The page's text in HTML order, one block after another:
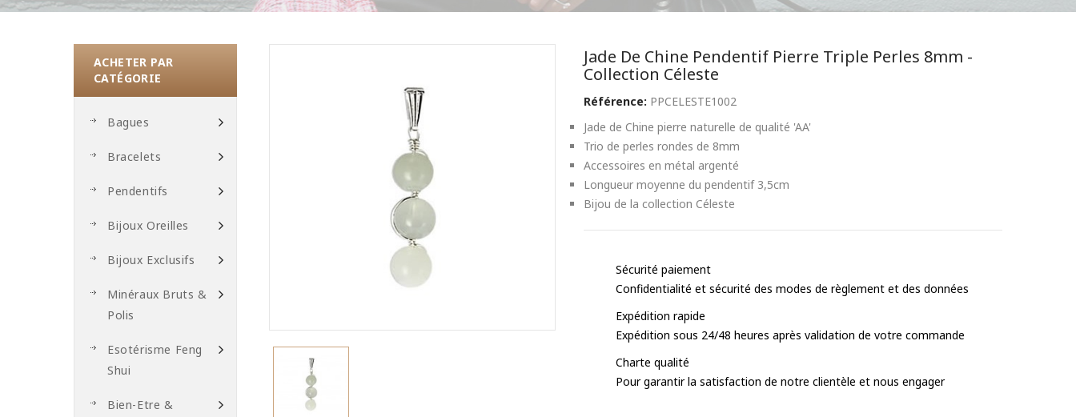
ACHETER PAR
CATÉGORIE
Bagues
Bracelets
Pendentifs
Bijoux Oreilles
Bijoux Exclusifs
Minéraux Bruts &
Polis
Esotérisme Feng
Shui
Bien-Etre &
Jade De Chine Pendentif Pierre Triple Perles 8mm -
Collection Céleste
Référence: PPCELESTE1002
Jade de Chine pierre naturelle de qualité 'AA'
Trio de perles rondes de 8mm
Accessoires en métal argenté
Longueur moyenne du pendentif 3,5cm
Bijou de la collection Céleste
Sécurité paiement
Confidentialité et sécurité des modes de règlement et des données
Expédition rapide
Expédition sous 24/48 heures après validation de votre commande
Charte qualité
Pour garantir la satisfaction de notre clientèle et nous engager